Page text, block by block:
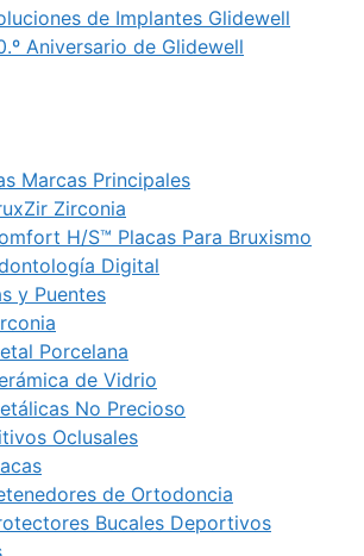
de Implantes Glidewell
Aniversario de Glidewell
Marcas Principales
Zirconia
H/S™ Placas Para Bruxismo
Digital
y Puentes
Porcelana
de Vidrio
No Precioso
Oclusales
de Ortodoncia
Bucales Deportivos